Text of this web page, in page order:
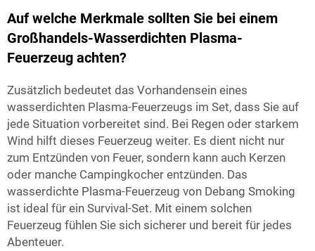
Auf welche Merkmale sollten Sie bei einem
Großhandels-Wasserdichten Plasma-
Feuerzeug achten?
Zusätzlich bedeutet das Vorhandensein eines
wasserdichten Plasma-Feuerzeugs im Set, dass Sie auf
jede Situation vorbereitet sind. Bei Regen oder starkem
Wind hilft dieses Feuerzeug weiter. Es dient nicht nur
zum Entzünden von Feuer, sondern kann auch Kerzen
oder manche Campingkocher entzünden. Das
wasserdichte Plasma-Feuerzeug von Debang Smoking
ist ideal für ein Survival-Set. Mit einem solchen
Feuerzeug fühlen Sie sich sicherer und bereit für jedes
Abenteuer.